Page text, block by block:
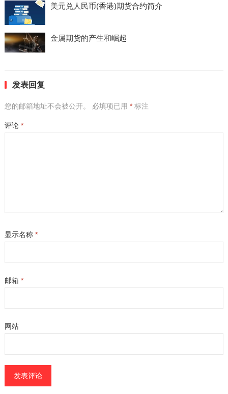
美元兑人民币(香港)期货合约简介
金属期货的产生和崛起
发表回复
您的邮箱地址不会被公开。 必填项已用 *标注
评论 *
显示名称 *
邮箱 *
网站